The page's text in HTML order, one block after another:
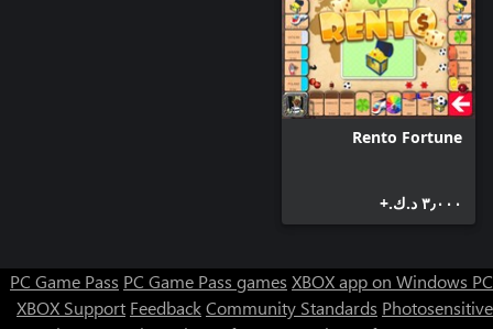
Rento Fortune
٣٫٠٠٠ د.ك.‏+
PC Game Pass PC Game Pass games XBOX app on Windows PC
XBOX Support FeedbackCommunity Standards Photosensitive